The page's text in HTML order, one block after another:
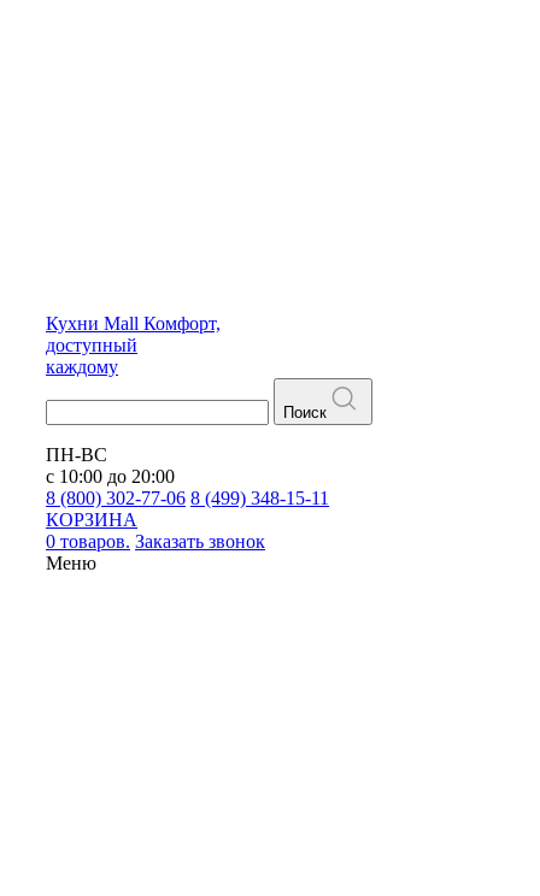
Кухни Mall Комфорт,
доступный
каждому
Поиск
ПН-ВС
с 10:00 до 20:00
8 (800) 302-77-06 8 (499) 348-15-11
КОРЗИНА
0 товаров. Заказать звонок
Меню